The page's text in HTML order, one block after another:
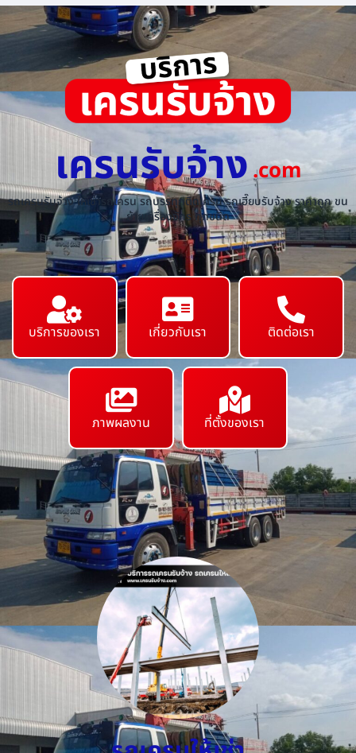
เครนรับจ้าง.com
รถเครนรับจ้าง ให้เช่ารถเครน รถบรรทุกติดเครน รถเฮี๊ยบรับจ้าง ราคาถูก ขน
ย้ายเครื่องจักร ทุกชนิด
บริการของเรา เกี่ยวกับเรา ติดต่อเรา
ภาพผลงาน ที่ตั้งของเรา